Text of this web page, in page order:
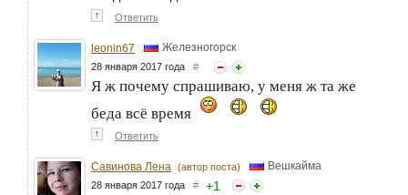
↑ Ответить
leonin67 Железногорск
28 января 2017 года #
Я ж почему спрашиваю, у меня ж та же
беда всё время
↑ Ответить
Савинова Лена (автор поста) Вешкайма
28 января 2017 года # +1